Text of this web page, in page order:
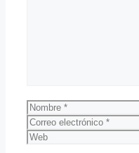
Nombre
Correo
electrónico
Web